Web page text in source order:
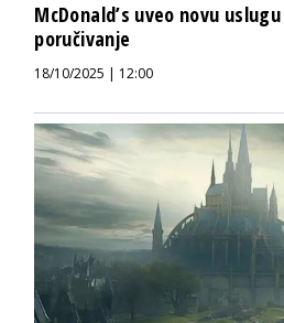
McDonald’s uveo novu
poručivanje
18/10/2025 | 12:00